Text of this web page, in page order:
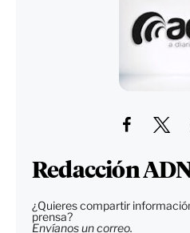
Redacción
¿Quieres compartir
prensa?
Envíanos un correo.